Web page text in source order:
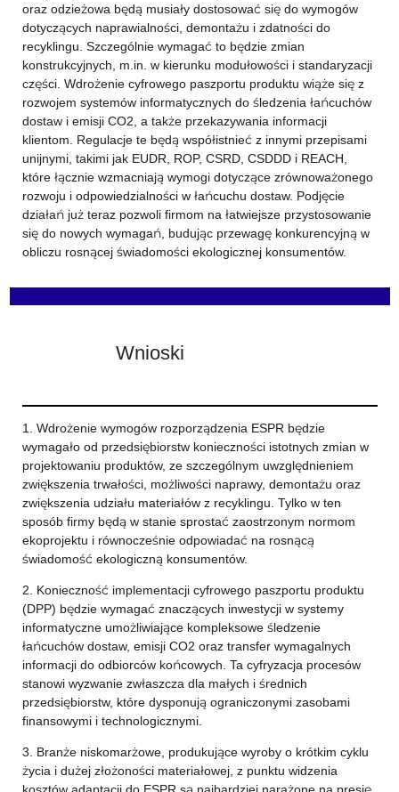
oraz odzieżowa będą musiały dostosować się do wymogów
dotyczących naprawialności, demontażu i zdatności do
recyklingu. Szczególnie wymagać to będzie zmian
konstrukcyjnych, m.in. w kierunku modułowości i standaryzacji
części. Wdrożenie cyfrowego paszportu produktu wiąże się z
rozwojem systemów informatycznych do śledzenia łańcuchów
dostaw i emisji CO2, a także przekazywania informacji
klientom. Regulacje te będą współistnieć z innymi przepisami
unijnymi, takimi jak EUDR, ROP, CSRD, CSDDD i REACH,
które łącznie wzmacniają wymogi dotyczące zrównoważonego
rozwoju i odpowiedzialności w łańcuchu dostaw. Podjęcie
działań już teraz pozwoli firmom na łatwiejsze przystosowanie
się do nowych wymagań, budując przewagę konkurencyjną w
obliczu rosnącej świadomości ekologicznej konsumentów.
Wnioski
1. Wdrożenie wymogów rozporządzenia ESPR będzie
wymagało od przedsiębiorstw konieczności istotnych zmian w
projektowaniu produktów, ze szczególnym uwzględnieniem
zwiększenia trwałości, możliwości naprawy, demontażu oraz
zwiększenia udziału materiałów z recyklingu. Tylko w ten
sposób firmy będą w stanie sprostać zaostrzonym normom
ekoprojektu i równocześnie odpowiadać na rosnącą
świadomość ekologiczną konsumentów.
2. Konieczność implementacji cyfrowego paszportu produktu
(DPP) będzie wymagać znaczących inwestycji w systemy
informatyczne umożliwiające kompleksowe śledzenie
łańcuchów dostaw, emisji CO2 oraz transfer wymagalnych
informacji do odbiorców końcowych. Ta cyfryzacja procesów
stanowi wyzwanie zwłaszcza dla małych i średnich
przedsiębiorstw, które dysponują ograniczonymi zasobami
finansowymi i technologicznymi.
3. Branże niskomarżowe, produkujące wyroby o krótkim cyklu
życia i dużej złożoności materiałowej, z punktu widzenia